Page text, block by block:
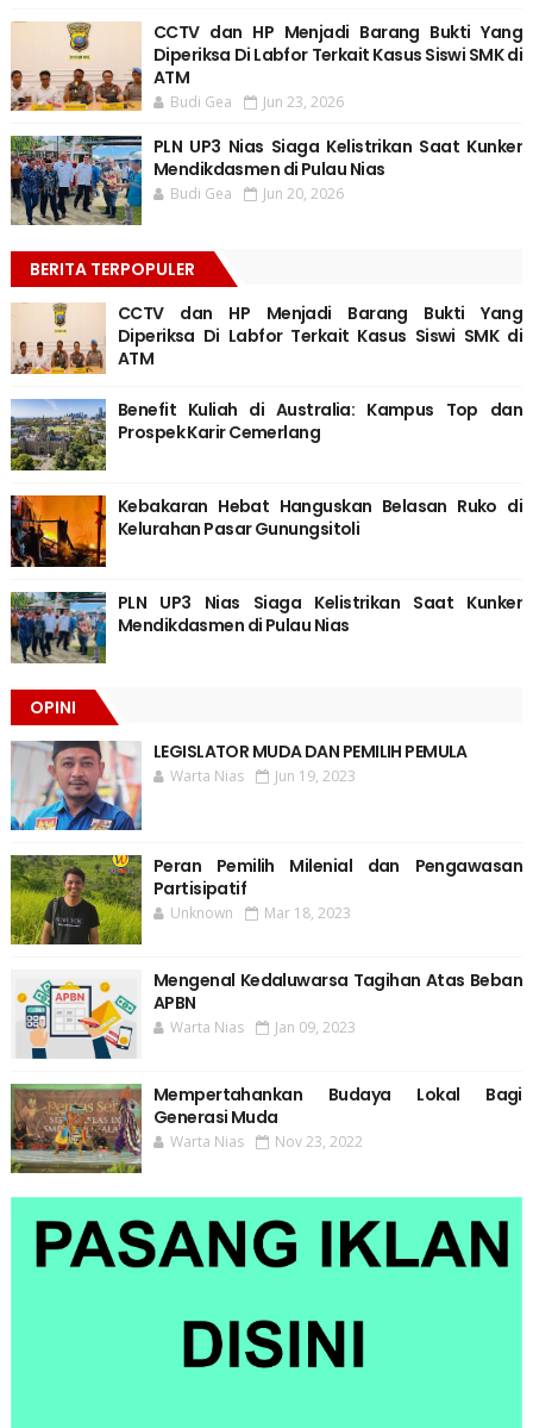
CCTV dan HP Menjadi Barang Bukti Yang
Diperiksa Di Labfor Terkait Kasus Siswi SMK di
ATM
Budi Gea Jun 23, 2026
PLN UP3 Nias Siaga Kelistrikan Saat Kunker
Mendikdasmen di Pulau Nias
Budi Gea Jun 20, 2026
BERITA TERPOPULER
CCTV dan HP Menjadi Barang Bukti Yang
Diperiksa Di Labfor Terkait Kasus Siswi SMK di
ATM
Benefit Kuliah di Australia: Kampus Top dan
Prospek Karir Cemerlang
Kebakaran Hebat Hanguskan Belasan Ruko di
Kelurahan Pasar Gunungsitoli
PLN UP3 Nias Siaga Kelistrikan Saat Kunker
Mendikdasmen di Pulau Nias
OPINI
LEGISLATOR MUDA DAN PEMILIH PEMULA
Warta Nias Jun 19, 2023
Peran Pemilih Milenial dan Pengawasan
Partisipatif
Unknown Mar 18, 2023
Mengenal Kedaluwarsa Tagihan Atas Beban
APBN
Warta Nias Jan 09, 2023
Mempertahankan Budaya Lokal Bagi
Generasi Muda
Warta Nias Nov 23, 2022